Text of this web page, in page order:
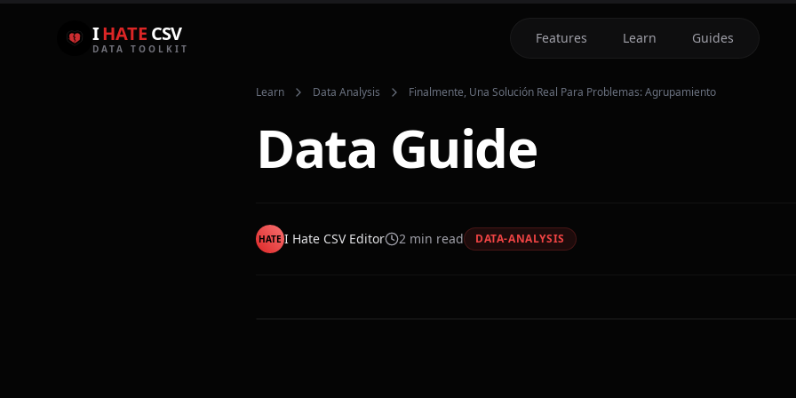
IHATE CSV
DATA TOOLKIT
Features Learn Guides
Learn Data Analysis Finalmente, Una Solución Real Para Problemas: Agrupamiento
Data Guide
HATE I Hate CSV Editor 2 min read DATA-ANALYSIS